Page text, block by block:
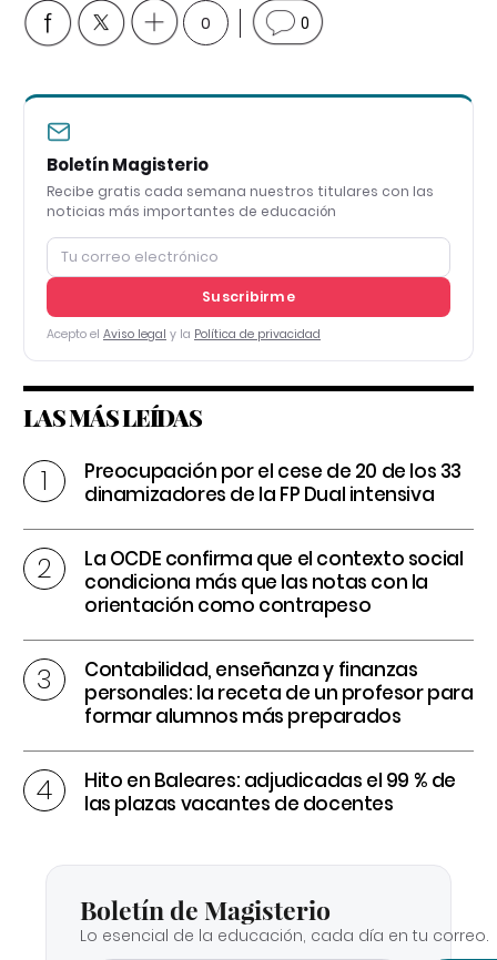
0 0
Boletín Magisterio
Recibe gratis cada semana nuestros titulares con las
noticias más importantes de educación
Suscribirme
Acepto el Aviso legal y la Política de privacidad
LAS MÁS LEÍDAS
Preocupación por el cese de 20 de los 33
dinamizadores de la FP Dual intensiva
La OCDE confirma que el contexto social
condiciona más que las notas con la
orientación como contrapeso
Contabilidad, enseñanza y finanzas
personales: la receta de un profesor para
formar alumnos más preparados
Hito en Baleares: adjudicadas el 99 % de
las plazas vacantes de docentes
Boletín de Magisterio
Lo esencial de la educación, cada día en tu correo.